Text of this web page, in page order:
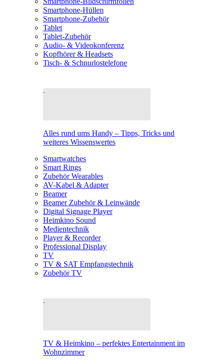
Smartphone-Hüllen
Smartphone-Zubehör
Tablet
Tablet-Zubehör
Audio- & Videokonferenz
Kopfhörer & Headsets
Tisch- & Schnurlostelefone
Alles rund ums Handy – Tipps, Tricks und
weiteres Wissenswertes
Smartwatches
Smart Rings
Zubehör Wearables
AV-Kabel & Adapter
Beamer
Beamer Zubehör & Leinwände
Digital Signage Player
Heimkino Sound
Medientechnik
Player & Recorder
Professional Display
TV
TV & SAT Empfangstechnik
Zubehör TV
TV & Heimkino – perfektes Entertainment im
Wohnzimmer